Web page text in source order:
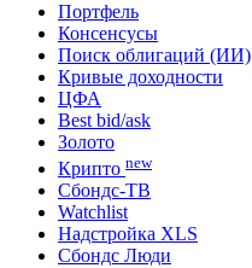
Портфель
Консенсусы
Поиск облигаций (ИИ)
Кривые доходности
ЦФА
Best bid/ask
Золото
Крипто new
Сбондс-ТВ
Watchlist
Надстройка XLS
Сбондс Люди